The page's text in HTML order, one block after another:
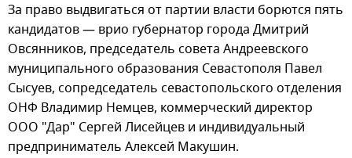
За право выдвигаться от партии власти борются пять
кандидатов — врио губернатор города Дмитрий
Овсянников, председатель совета Андреевского
муниципального образования Севастополя Павел
Сысуев, сопредседатель севастопольского отделения
ОНФ Владимир Немцев, коммерческий директор
ООО "Дар" Сергей Лисейцев и индивидуальный
предприниматель Алексей Макушин.